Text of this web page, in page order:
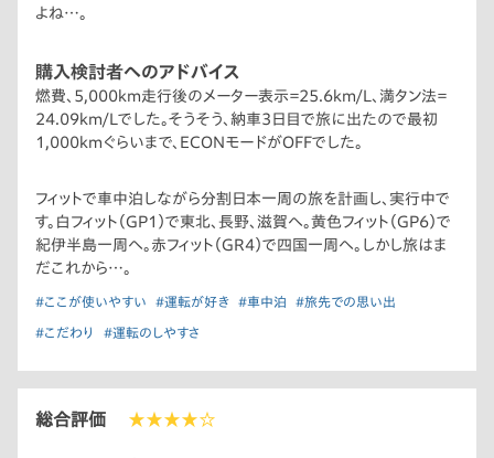
よね…。
購入検討者へのアドバイス
燃費、5,000km走行後のメーター表示＝25.6km/L、満タン法＝
24.09km/Lでした。そうそう、納車3日目で旅に出たので最初
1,000kmぐらいまで、ECONモードがOFFでした。
フィットで車中泊しながら分割日本一周の旅を計画し、実行中で
す。白フィット（GP1）で東北、長野、滋賀へ。黄色フィット（GP6）で
紀伊半島一周へ。赤フィット（GR4）で四国一周へ。しかし旅はま
だこれから…。
#ここが使いやすい #運転が好き #車中泊 #旅先での思い出
#こだわり #運転のしやすさ
総合評価 ★★★★☆